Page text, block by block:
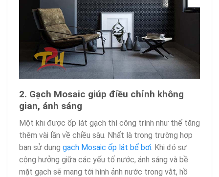
2. Gạch Mosaic giúp điều chỉnh không
gian, ánh sáng
Một khi được ốp lát gạch thì công trình như thể tăng
thêm vài lần về chiều sâu. Nhất là trong trường hợp
bạn sử dụng gạch Mosaic ốp lát bể bơi. Khi đó sự
cộng hưởng giữa các yếu tố nước, ánh sáng và bề
mặt gạch sẽ mang tới hình ảnh nước trong vắt, hồ